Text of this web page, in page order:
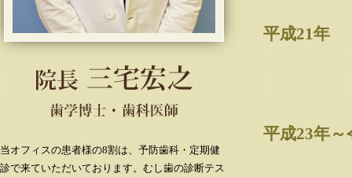
当オフィスの患者様の8割は、予防歯科・定期健
診で来ていただいております。むし歯の診断テス
平成21年
平成23年～